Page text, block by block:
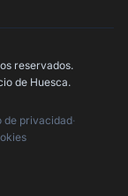
con nosotros
reservados.
de Huesca.
de privacidad·